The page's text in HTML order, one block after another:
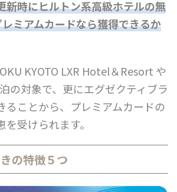
新時にヒルトン系高級ホテルの無
ミアムカードなら獲得できるか
KYOTO LXR Hotel＆Resort や
の対象で、更にエグゼクティブラ
ることから、プレミアムカードの
受けられます。
の特徴５つ